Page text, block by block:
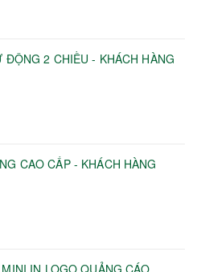
ĐỘNG 2 CHIỀU - KHÁCH HÀNG
CAO CẤP - KHÁCH HÀNG